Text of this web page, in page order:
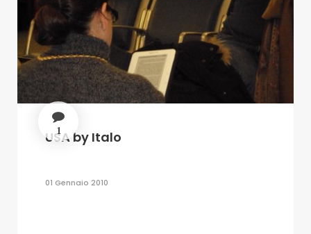
1
USA by Italo
01 Gennaio 2010